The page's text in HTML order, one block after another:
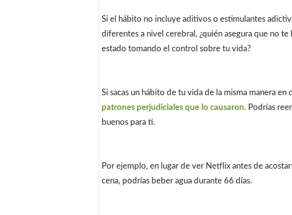
Si el hábito no incluye aditivos o estimulantes
diferentes a nivel cerebral, ¿quién asegura que no
estado tomando el control sobre tu vida?
Si sacas un hábito de tu vida de la misma manera en
patrones perjudiciales que lo causaron. Podrías
buenos para ti.
Por ejemplo, en lugar de ver Netflix antes de
cena, podrías beber agua durante 66 días.